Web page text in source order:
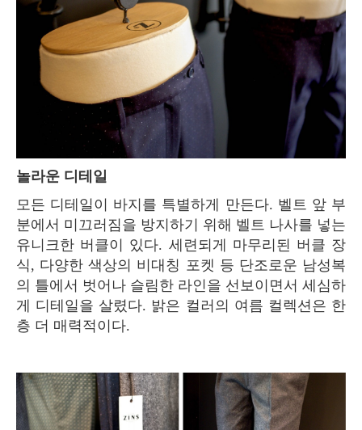
놀라운 디테일
모든 디테일이 바지를 특별하게 만든다. 벨트 앞 부
분에서 미끄러짐을 방지하기 위해 벨트 나사를 넣는
유니크한 버클이 있다. 세련되게 마무리된 버클 장
식, 다양한 색상의 비대칭 포켓 등 단조로운 남성복
의 틀에서 벗어나 슬림한 라인을 선보이면서 세심하
게 디테일을 살렸다. 밝은 컬러의 여름 컬렉션은 한
층 더 매력적이다.